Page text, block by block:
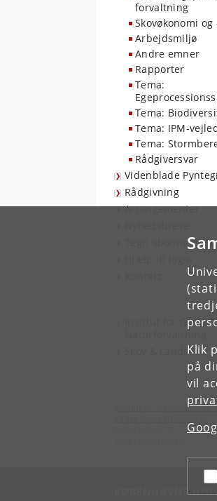
Klik
på
vil
forvaltning
Skovøkonomi
Arbejdsmiljø
Andre emner
Rapporter
Tema:
Tema:
Tema: IPM-
Tema:
Rådgiversvar
Videnblade
Rådgivning
Arrangementer
Tegn abonnement
Institut for
Skov & Landskab
Institut for
KØBENHAVNS